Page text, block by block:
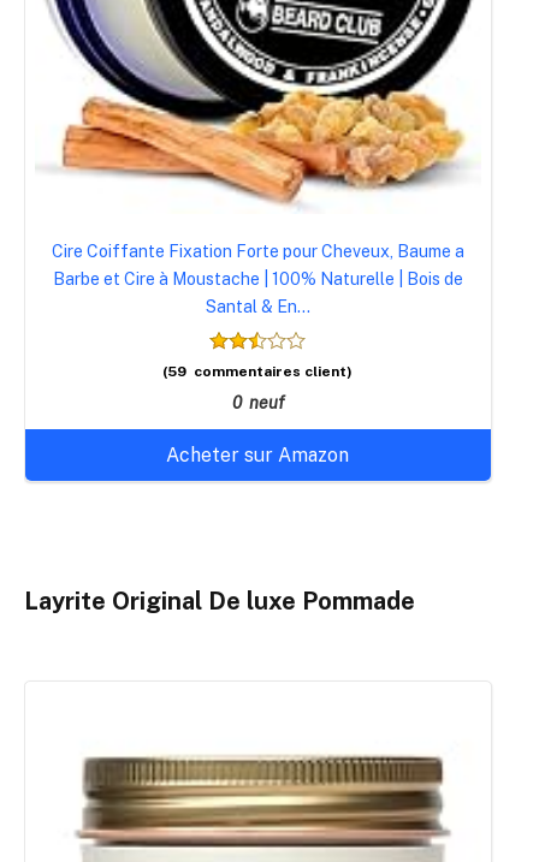
Cire Coiffante Fixation Forte pour Cheveux, Baume a
Barbe et Cire à Moustache | 100% Naturelle | Bois de
Santal & En...
(59 commentaires client)
0 neuf
Acheter sur Amazon
Layrite Original De luxe Pommade